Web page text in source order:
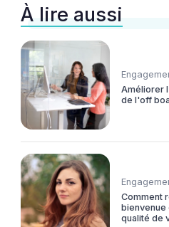
À lire aussi
Améliorer
de l'off
Comment
bienvenue
qualité de